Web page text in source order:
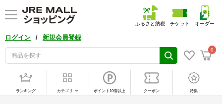
ログイン / 新規会員登録
0
ふるさと納税 チケット オーダー
ランキング カテゴリ ポイント10倍以上 クーポン 特集